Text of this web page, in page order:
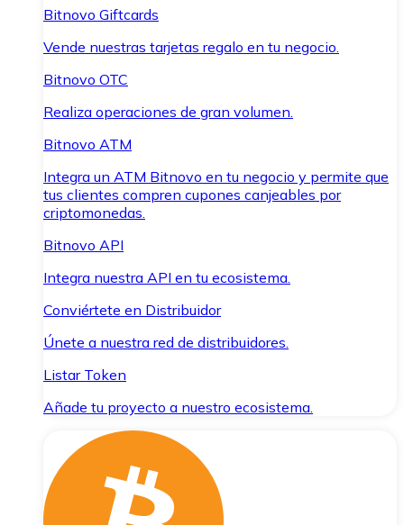
Bitnovo Giftcards
Vende nuestras tarjetas regalo en tu negocio.
Bitnovo OTC
Realiza operaciones de gran volumen.
Bitnovo ATM
Integra un ATM Bitnovo en tu negocio y permite que
tus clientes compren cupones canjeables por
criptomonedas.
Bitnovo API
Integra nuestra API en tu ecosistema.
Conviértete en Distribuidor
Únete a nuestra red de distribuidores.
Listar Token
Añade tu proyecto a nuestro ecosistema.